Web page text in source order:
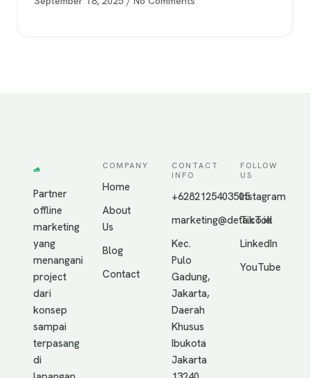
Partner
offline
marketing
yang
menangani
project
dari
konsep
sampai
terpasang
di
COMPANY
Home
About
Us
Blog
Contact
CONTACT
INFO
+6282125403505
marketing@deta.co.id
Kec.
Pulo
Gadung,
Jakarta,
Daerah
Khusus
Ibukota
Jakarta
FOLLOW
US
Instagram
TikTok
LinkedIn
YouTube